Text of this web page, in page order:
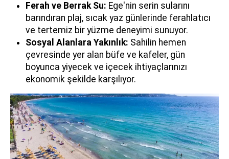
Ferah ve Berrak Su: Ege'nin serin sularını
barındıran plaj, sıcak yaz günlerinde ferahlatıcı
ve tertemiz bir yüzme deneyimi sunuyor.
Sosyal Alanlara Yakınlık: Sahilin hemen
çevresinde yer alan büfe ve kafeler, gün
boyunca yiyecek ve içecek ihtiyaçlarınızı
ekonomik şekilde karşılıyor.